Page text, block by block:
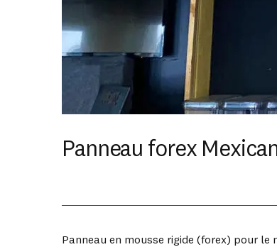
Panneau forex
Panneau en mousse rigide (forex) pour